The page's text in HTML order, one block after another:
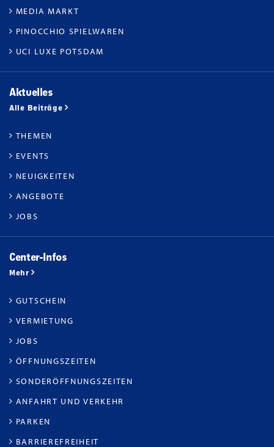
MEDIA MARKT
PINOCCHIO SPIELWAREN
UCI LUXE POTSDAM
Aktuelles
Alle Beiträge
THEMEN
EVENTS
NEUIGKEITEN
ANGEBOTE
JOBS
Center-Infos
Mehr
GUTSCHEIN
VERMIETUNG
JOBS
ÖFFNUNGSZEITEN
SONDERÖFFNUNGSZEITEN
ANFAHRT UND VERKEHR
PARKEN
BARRIEREFREIHEIT